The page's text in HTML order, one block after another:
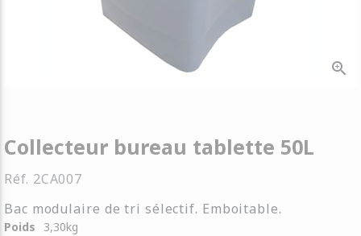
zoom_in
Collecteur bureau tablette 50L
Réf. 2CA007
Bac modulaire de tri sélectif. Emboitable.
Poids 3,30kg